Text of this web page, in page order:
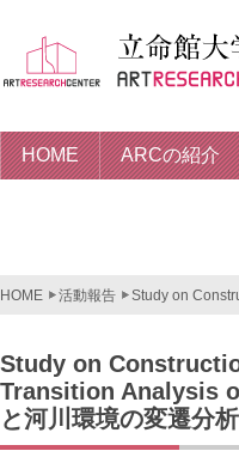
HOME ARCの紹介
HOME 活動報告 Study on
Study on
Transition Analysis
と河川環境の変遷分